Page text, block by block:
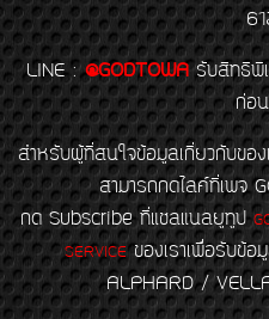
LINE : @GODTOWA รับสิทธิพิ
ก่อ
สำหรับผู้ที่สนใจข้อมูลเกี่ยวกับขอ
สามารถกดไลค์ที่เพจ
กด Subscribe ที่แชลแนลยูทูป
SERVICEของเราเพื่อรับข้อ
ALPHARD /